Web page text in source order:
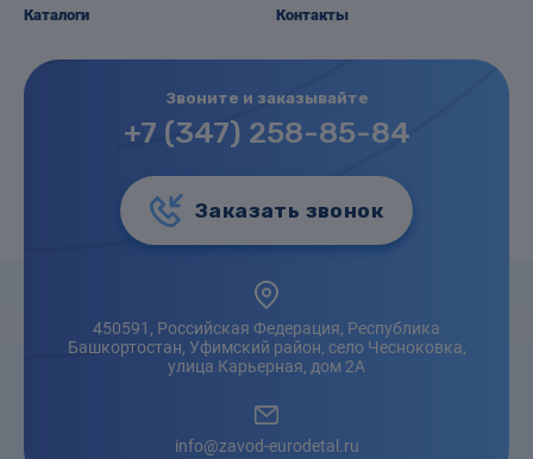
Каталоги
Контакты
Звоните и заказывайте
+7 (347) 258-85-84
Заказать звонок
450591, Российская Федерация, Республика
Башкортостан, Уфимский район, село Чесноковка,
улица Карьерная, дом 2А
info@zavod-eurodetal.ru